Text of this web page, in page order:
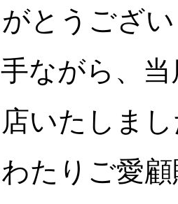
とうござ
ながら、
いたしま
たりご愛